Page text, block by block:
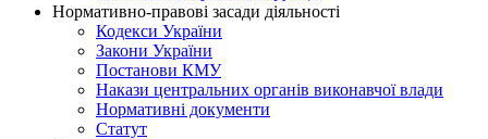
Нормативно-правові засади діяльності
Кодекси України
Закони України
Постанови КМУ
Накази центральних органів виконавчої влади
Нормативні документи
Статут